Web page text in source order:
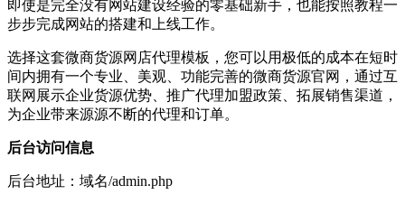
即使是完全没有网站建设经验的零基础新手，也能按照教程一
步步完成网站的搭建和上线工作。
选择这套微商货源网店代理模板，您可以用极低的成本在短时
间内拥有一个专业、美观、功能完善的微商货源官网，通过互
联网展示企业货源优势、推广代理加盟政策、拓展销售渠道，
为企业带来源源不断的代理和订单。
后台访问信息
后台地址：域名/admin.php